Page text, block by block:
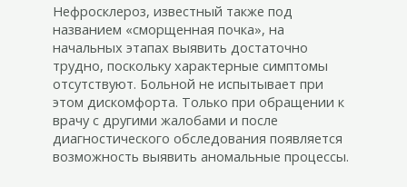
Нефросклероз, известный также под
названием «сморщенная почка», на
начальных этапах выявить достаточно
трудно, поскольку характерные симптомы
отсутствуют. Больной не испытывает при
этом дискомфорта. Только при обращении к
врачу с другими жалобами и после
диагностического обследования появляется
возможность выявить аномальные процессы.